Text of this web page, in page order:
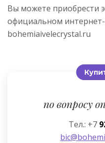
Вы можете приобрести
официальном
bohemiaivelecrystal.ru
по вопросу
Тел.: +7